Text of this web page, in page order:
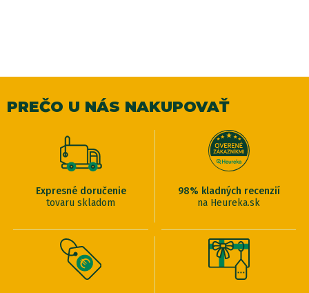
PREČO U NÁS NAKUPOVAŤ
Expresné doručenie
tovaru skladom
98% kladných recenzií
na Heureka.sk